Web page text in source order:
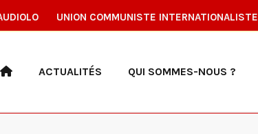
UNION COMMUNISTE INTERNATIONALISTE
ACTUALITÉS QUI SOMMES-NOUS ?